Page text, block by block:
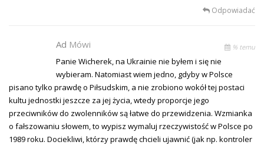
Odpowiadać
Ad Mówi % temu
Panie Wicherek, na Ukrainie nie byłem i się nie
wybieram. Natomiast wiem jedno, gdyby w Polsce
pisano tylko prawdę o Piłsudskim, a nie zrobiono wokół tej postaci
kultu jednostki jeszcze za jej życia, wtedy proporcje jego
przeciwników do zwolenników są łatwe do przewidzenia. Wzmianka
o fałszowaniu słowem, to wypisz wymaluj rzeczywistość w Polsce po
1989 roku. Dociekliwi, którzy prawdę chcieli ujawnić (jak np. kontroler